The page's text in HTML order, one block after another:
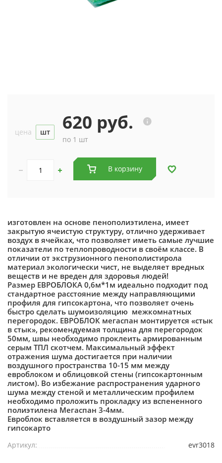
цена шт 620 руб.
по 1 шт
В корзину
изготовлен на основе пенополиэтилена, имеет
закрытую ячеистую структуру, отлично удерживает
воздух в ячейках, что позволяет иметь самые лучшие
показатели по теплопроводности в своём классе. В
отличии от экструзионного пенополистирола
материал экологически чист, не выделяет вредных
веществ и не вреден для здоровья людей!
Размер ЕВРОБЛОКА 0,6м*1м идеально подходит под
стандартное расстояние между направляющими
профиля для гипсокартона, что позволяет очень
быстро сделать шумоизоляцию межкомнатных
перегородок. ЕВРОБЛОК мегаспан монтируется «стык
в стык», рекомендуемая толщина для перегородок
50мм, швы необходимо проклеить армированным
серым ТПЛ скотчем. Максимальный эффект
отражения шума достигается при наличии
воздушного пространства 10-15 мм между
евроблоком и облицовкой стены (гипсокартонным
листом). Во избежание распространения ударного
шума между стеной и металлическим профилем
необходимо проложить прокладку из вспененного
полиэтилена Мегаспан 3-4мм.
Евроблок вставляется в воздушный зазор между
гипсокарто
Артикул: evr3018